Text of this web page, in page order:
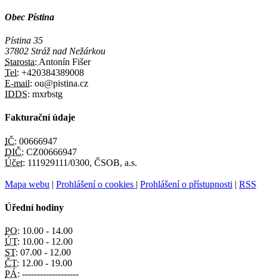
Obec Pístina
Pístina 35
37802 Stráž nad Nežárkou
Starosta: Antonín Fišer
Tel: +420384389008
E-mail: ou@pistina.cz
IDDS: mxrbstg
Fakturační údaje
IČ: 00666947
DIČ: CZ00666947
Účet: 111929111/0300, ČSOB, a.s.
Mapa webu | Prohlášení o cookies | Prohlášení o přístupnosti | RSS
Úřední hodiny
PO: 10.00 - 14.00
ÚT: 10.00 - 12.00
ST: 07.00 - 12.00
ČT: 12.00 - 19.00
PÁ: -------------------